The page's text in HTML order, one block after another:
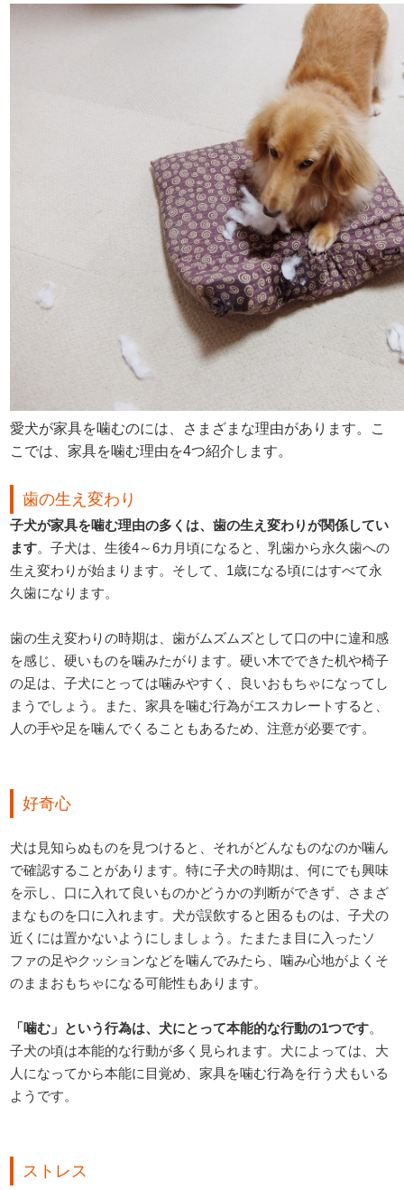
愛犬が家具を噛むのには、さまざまな理由があります。こ
こでは、家具を噛む理由を4つ紹介します。
歯の生え変わり
子犬が家具を噛む理由の多くは、歯の生え変わりが関係してい
ます。子犬は、生後4～6カ月頃になると、乳歯から永久歯への
生え変わりが始まります。そして、1歳になる頃にはすべて永
久歯になります。
歯の生え変わりの時期は、歯がムズムズとして口の中に違和感
を感じ、硬いものを噛みたがります。硬い木でできた机や椅子
の足は、子犬にとっては噛みやすく、良いおもちゃになってし
まうでしょう。また、家具を噛む行為がエスカレートすると、
人の手や足を噛んでくることもあるため、注意が必要です。
好奇心
犬は見知らぬものを見つけると、それがどんなものなのか噛ん
で確認することがあります。特に子犬の時期は、何にでも興味
を示し、口に入れて良いものかどうかの判断ができず、さまざ
まなものを口に入れます。犬が誤飲すると困るものは、子犬の
近くには置かないようにしましょう。たまたま目に入ったソ
ファの足やクッションなどを噛んでみたら、噛み心地がよくそ
のままおもちゃになる可能性もあります。
「噛む」という行為は、犬にとって本能的な行動の1つです。
子犬の頃は本能的な行動が多く見られます。犬によっては、大
人になってから本能に目覚め、家具を噛む行為を行う犬もいる
ようです。
ストレス